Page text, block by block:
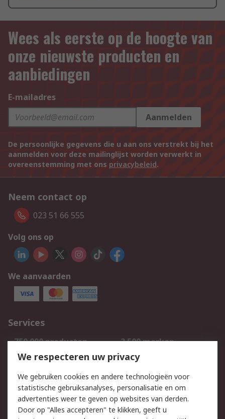
Wees als eerste op de hoogte van
onze nieuwste producten en
aanbiedingen
E-mailadres
Aanmelden
De persoonlijke gegevens die u aan ons verstrekt bij het
aanmelden voor deze mailinglijst worden verwerkt in
overeenstemming met ons privacybeleid.
Neem contact op
023 51 66 555
Volg ons op
We aanvaarden
Services
750.000 producten
2.500 merken
Bestellen
Inkoopoplossingen
Track & Trace
Wettelijk
We respecteren uw privacy
We gebruiken cookies en andere technologieën voor
statistische gebruiksanalyses, personalisatie en om
advertenties weer te geven op websites van derden.
Door op "Alles accepteren" te klikken, geeft u